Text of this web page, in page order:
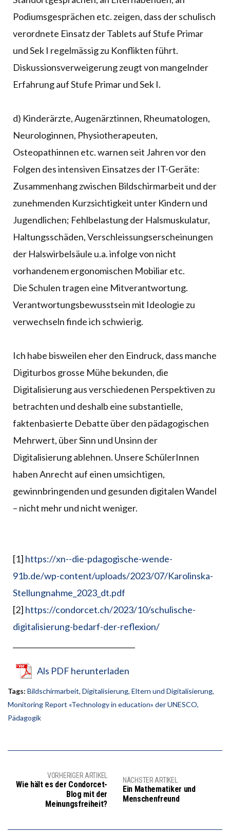
Podiumsgesprächen etc. zeigen, dass der schulisch
verordnete Einsatz der Tablets auf Stufe Primar
und Sek I regelmässig zu Konflikten führt.
Diskussionsverweigerung zeugt von mangelnder
Erfahrung auf Stufe Primar und Sek I.
d) Kinderärzte, Augenärztinnen, Rheumatologen,
Neurologinnen, Physiotherapeuten,
Osteopathinnen etc. warnen seit Jahren vor den
Folgen des intensiven Einsatzes der IT-Geräte:
Zusammenhang zwischen Bildschirmarbeit und der
zunehmenden Kurzsichtigkeit unter Kindern und
Jugendlichen; Fehlbelastung der Halsmuskulatur,
Haltungsschäden, Verschleissungserscheinungen
der Halswirbelsäule u.a. infolge von nicht
vorhandenem ergonomischen Mobiliar etc.
Die Schulen tragen eine Mitverantwortung.
Verantwortungsbewusstsein mit Ideologie zu
verwechseln finde ich schwierig.
Ich habe bisweilen eher den Eindruck, dass manche
Digiturbos grosse Mühe bekunden, die
Digitalisierung aus verschiedenen Perspektiven zu
betrachten und deshalb eine substantielle,
faktenbasierte Debatte über den pädagogischen
Mehrwert, über Sinn und Unsinn der
Digitalisierung ablehnen. Unsere SchülerInnen
haben Anrecht auf einen umsichtigen,
gewinnbringenden und gesunden digitalen Wandel
– nicht mehr und nicht weniger.
[1] https://xn--die-pdagogische-wende-
91b.de/wp-content/uploads/2023/07/Karolinska-
Stellungnahme_2023_dt.pdf
[2] https://condorcet.ch/2023/10/schulische-
digitalisierung-bedarf-der-reflexion/
Als PDF herunterladen
Tags: Bildschirmarbeit, Digitalisierung, Eltern und Digitalisierung,
Monitoring Report «Technology in education» der UNESCO,
Pädagogik
VORHERIGER ARTIKEL
Wie hält es der Condorcet-
Blog mit der
Meinungsfreiheit?
NÄCHSTER ARTIKEL
Ein Mathematiker und
Menschenfreund